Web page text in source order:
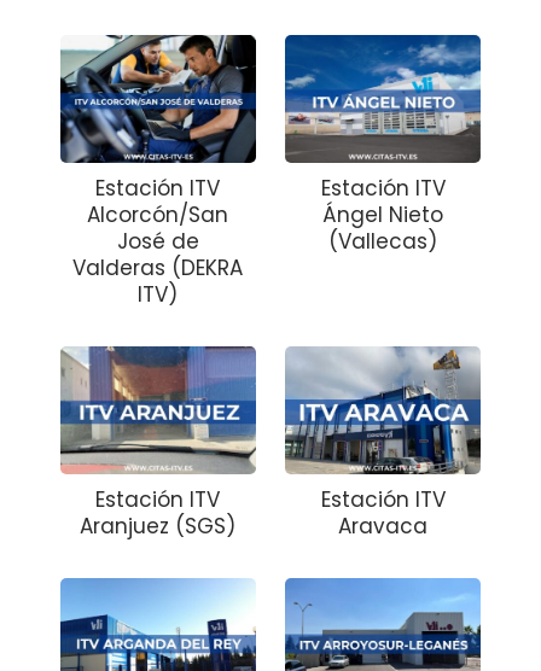
Estación ITV
Alcorcón/San
José de
Valderas (DEKRA
ITV)
Estación ITV
Ángel Nieto
(Vallecas)
Estación ITV
Aranjuez (SGS)
Estación ITV
Aravaca